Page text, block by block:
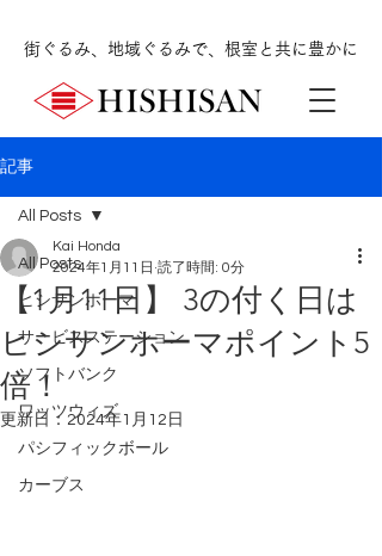
街ぐるみ、地域ぐるみで、根室と共に豊かに
記事
All Posts
ヒシサンホーマ
サービスステーション
ソフトバンク
ワッツウィズ
パシフィックボール
カーブス
All Posts
【1月11日】 3の付く日は
ヒシサンホーマポイント5
倍！
Kai Honda
2024年1月11日 読了時間: 0分
更新日： 2024年1月12日